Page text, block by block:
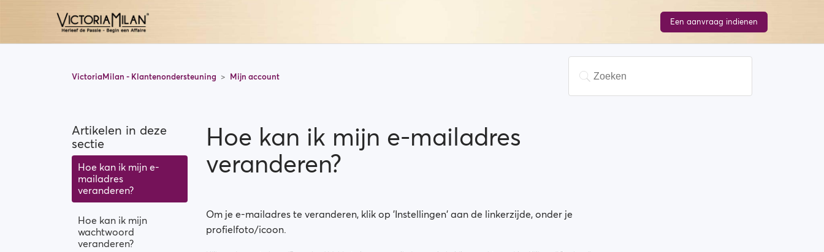
Een aanvraag indienen
VictoriaMilan - Klantenondersteuning Mijn account
Artikelen in deze
sectie
Hoe kan ik mijn e-
mailadres
veranderen?
Hoe kan ik mijn
wachtwoord
veranderen?
Hoe kan ik mijn e-mailadres
veranderen?
Om je e-mailadres te veranderen, klik op 'Instellingen' aan de linkerzijde, onder je
profielfoto/icoon.